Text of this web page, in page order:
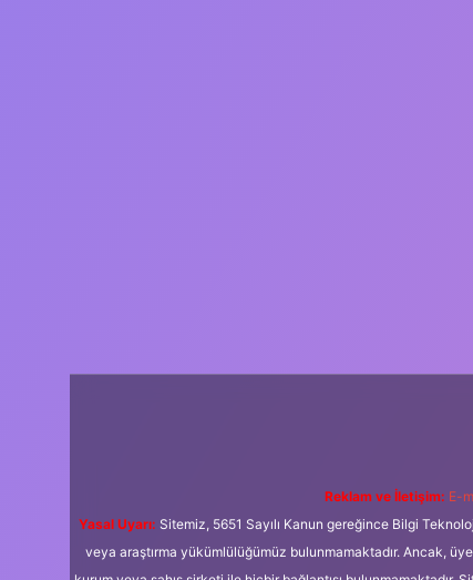
Reklam ve İletişim: E-
Yasal Uyarı: Sitemiz, 5651 Sayılı Kanun gereğince Bilgi
veya araştırma yükümlülüğümüz bulunmamaktadır. Ancak,